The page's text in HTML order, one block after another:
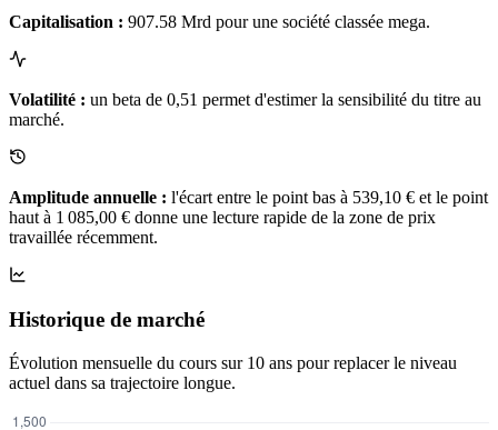
Capitalisation : 907.58 Mrd pour une société classée mega.
Volatilité : un beta de 0,51 permet d'estimer la sensibilité du titre au
marché.
Amplitude annuelle : l'écart entre le point bas à 539,10 € et le point
haut à 1 085,00 € donne une lecture rapide de la zone de prix
travaillée récemment.
Historique de marché
Évolution mensuelle du cours sur 10 ans pour replacer le niveau
actuel dans sa trajectoire longue.